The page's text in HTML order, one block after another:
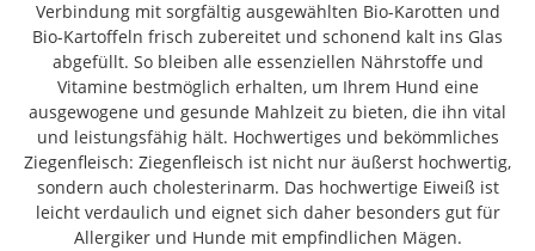
Verbindung mit sorgfältig ausgewählten Bio-Karotten und
Bio-Kartoffeln frisch zubereitet und schonend kalt ins Glas
abgefüllt. So bleiben alle essenziellen Nährstoffe und
Vitamine bestmöglich erhalten, um Ihrem Hund eine
ausgewogene und gesunde Mahlzeit zu bieten, die ihn vital
und leistungsfähig hält. Hochwertiges und bekömmliches
Ziegenfleisch: Ziegenfleisch ist nicht nur äußerst hochwertig,
sondern auch cholesterinarm. Das hochwertige Eiweiß ist
leicht verdaulich und eignet sich daher besonders gut für
Allergiker und Hunde mit empfindlichen Mägen.